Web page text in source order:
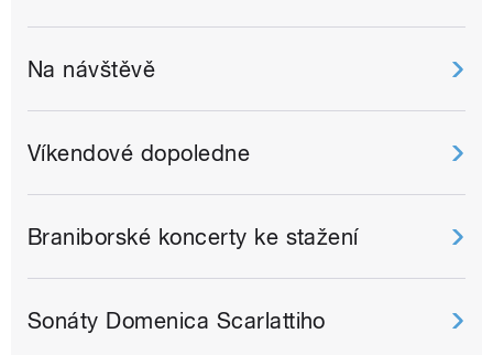
Na návštěvě
Víkendové dopoledne
Braniborské koncerty ke stažení
Sonáty Domenica Scarlattiho